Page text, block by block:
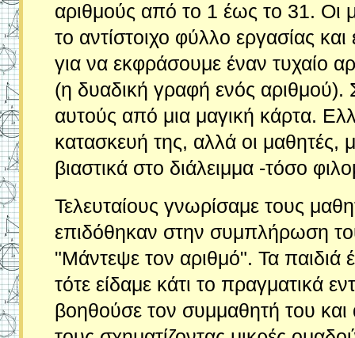
αριθμούς από το 1 έως το 31.
το αντίστοιχο φύλλο εργασίας
για να εκφράσουμε έναν τυχαίο
(η δυαδική γραφή ενός αριθμού).
αυτούς από μια μαγική κάρτα.
κατασκευή της, αλλά οι μαθητές,
βιαστικά στο διάλειμμα -τόσο
Τελευταίους γνωρίσαμε τους
επιδόθηκαν στην συμπλήρωση
"Μάντεψε τον αριθμό". Τα παιδιά
τότε είδαμε κάτι το πραγματικά
βοηθούσε τον συμμαθητή του και